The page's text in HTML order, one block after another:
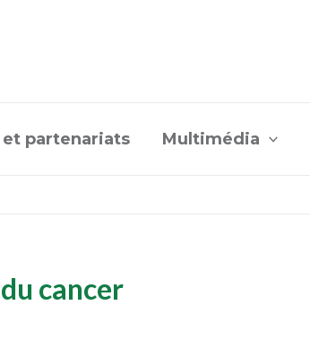
partenariats Multimédia
cancer